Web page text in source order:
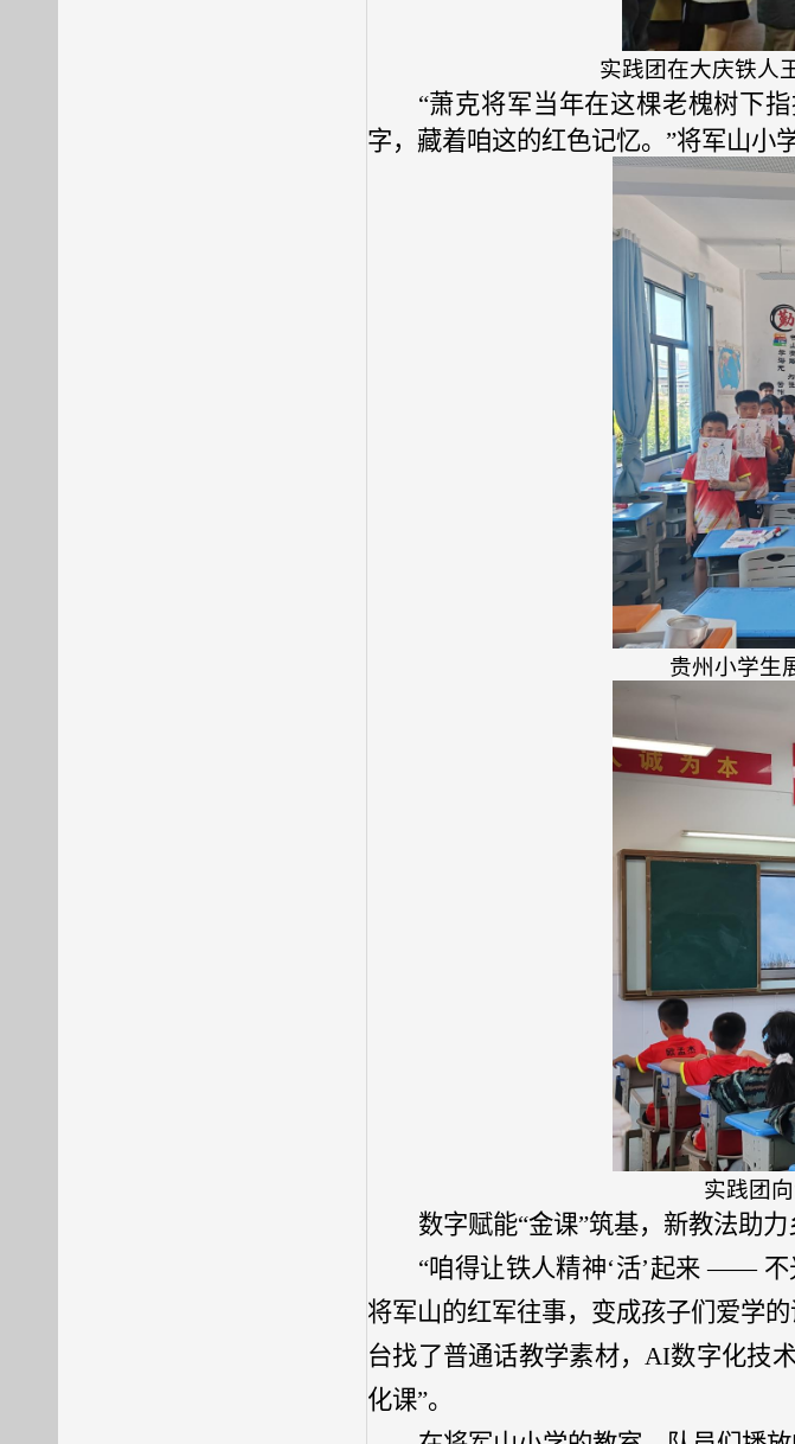
实践团在大庆铁人
“萧克将军当年在这棵老槐树下
字，藏着咱这的红色记忆。”将军山小
贵州小学生
实践团
数字赋能“金课”筑基，新教法助力
“咱得让铁人精神‘活’起来 ——
将军山的红军往事，变成孩子们爱学
台找了普通话教学素材，AI数字化技
化课”。